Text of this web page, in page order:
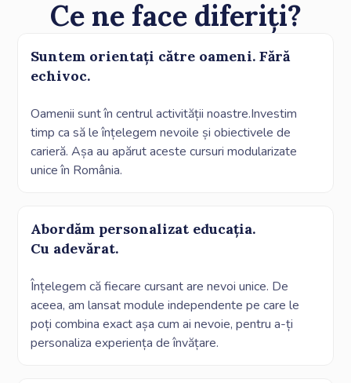
Ce ne face diferiți?
Suntem orientați către oameni. Fără
echivoc.
Oamenii sunt în centrul activității noastre.Investim
timp ca să le înțelegem nevoile și obiectivele de
carieră. Așa au apărut aceste cursuri modularizate
unice în România.
Abordăm personalizat educația.
Cu adevărat.
Înțelegem că fiecare cursant are nevoi unice. De
aceea, am lansat module independente pe care le
poți combina exact așa cum ai nevoie, pentru a-ți
personaliza experiența de învățare.